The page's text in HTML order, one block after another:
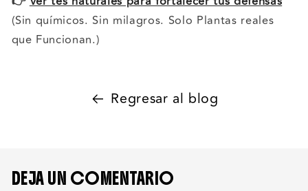
(Sin químicos. Sin milagros. Solo Plantas reales
que Funcionan.)
Regresar al blog
DEJA UN COMENTARIO